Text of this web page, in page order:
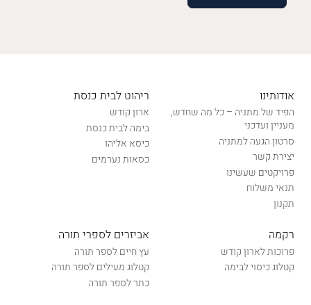
אודותינו
הפיד של מתניה – כל מה שחדש,
מעניין ועדכני
סרטון הגעה למתניה
יצירת קשר
פרויקטים שעשינו
תנאי משלוח
תקנון
ריהוט לבית כנסת
ארון קודש
בימה לבית כנסת
כיסא אליהו
כסאות נערמים
רקמה
פרוכות לארון קודש
קטלוג כיסוי לבימה
אביזרים לספרי תורה
עץ חיים לספר תורה
קטלוג מעילים לספר תורה
כתר לספר תורה